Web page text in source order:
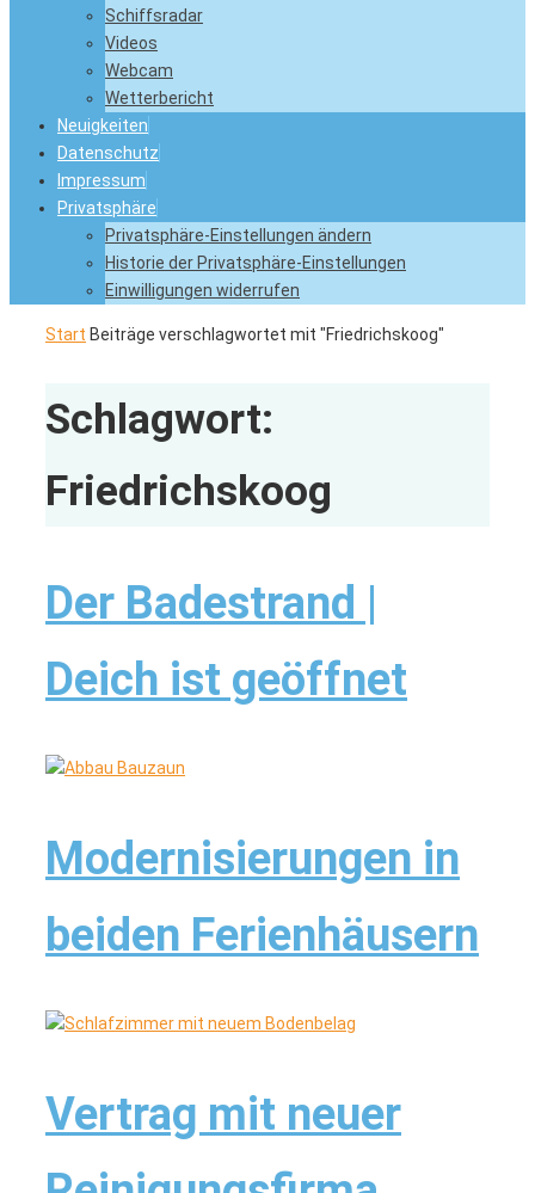
Schiffsradar
Videos
Webcam
Wetterbericht
Neuigkeiten
Datenschutz
Impressum
Privatsphäre
Privatsphäre-Einstellungen ändern
Historie der Privatsphäre-Einstellungen
Einwilligungen widerrufen
Start Beiträge verschlagwortet mit "Friedrichskoog"
Schlagwort:
Friedrichskoog
Der Badestrand |
Deich ist geöffnet
Modernisierungen in
beiden Ferienhäusern
Vertrag mit neuer